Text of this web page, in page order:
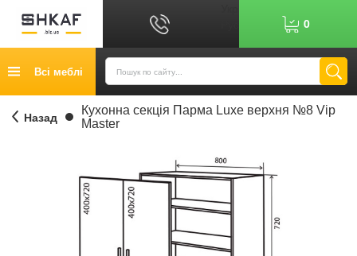
0 6 7 Показати номер
0
Всі меблі
Назад
Кухонна секція Парма Luxe верхня №8 Vip
Master